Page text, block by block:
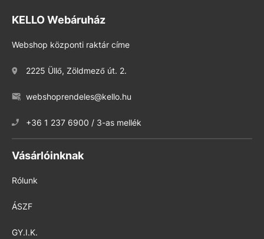
KELLO Webáruház
Webshop központi raktár címe
2225 Üllő, Zöldmező út. 2.
webshoprendeles@kello.hu
+36 1 237 6900 / 3-as mellék
Vásárlóinknak
Rólunk
ÁSZF
GY.I.K.